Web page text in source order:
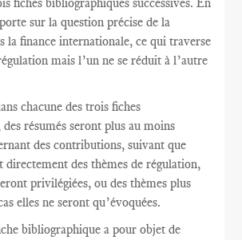
sur la question précise de la
la finance internationale, ce qui traverse
mais l’un ne se réduit à l’autre
chacune des trois fiches
résumés seront plus au moins
des contributions, suivant que
directement des thèmes de régulation,
privilégiées, ou des thèmes plus
elles ne seront qu’évoquées.
bibliographique a pour objet de